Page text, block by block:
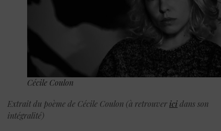
Cécile Coulon
Extrait du poème de Cécile Coulon (à retrouvericidans son
intégralité)